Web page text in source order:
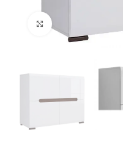
Натисніть, щоб